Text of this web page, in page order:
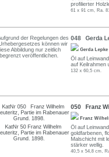
profilierter
61 x 91 cm, Ra.
048 Gerda
Gerda Lepke
Öl auf
auf Keilrahmen
132 x 60,5 cm.
050 Franz
Franz
Öl auf
goldfarbenen,
Malschicht mit
stärker wellig.
40,5 x 54,8 cm,